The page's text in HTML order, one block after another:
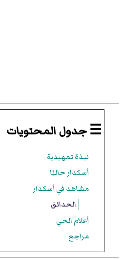
☰ جدول المحتويات
نبذة تمهيدية
أسكدار حاليًا
مشاهد في أسكدار
الحدائق
أعلام الحي
مراجع